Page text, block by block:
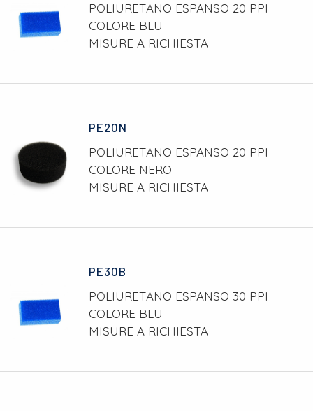
POLIURETANO ESPANSO 20 PPI
COLORE BLU
MISURE A RICHIESTA
PE20N
POLIURETANO ESPANSO 20 PPI
COLORE NERO
MISURE A RICHIESTA
PE30B
POLIURETANO ESPANSO 30 PPI
COLORE BLU
MISURE A RICHIESTA